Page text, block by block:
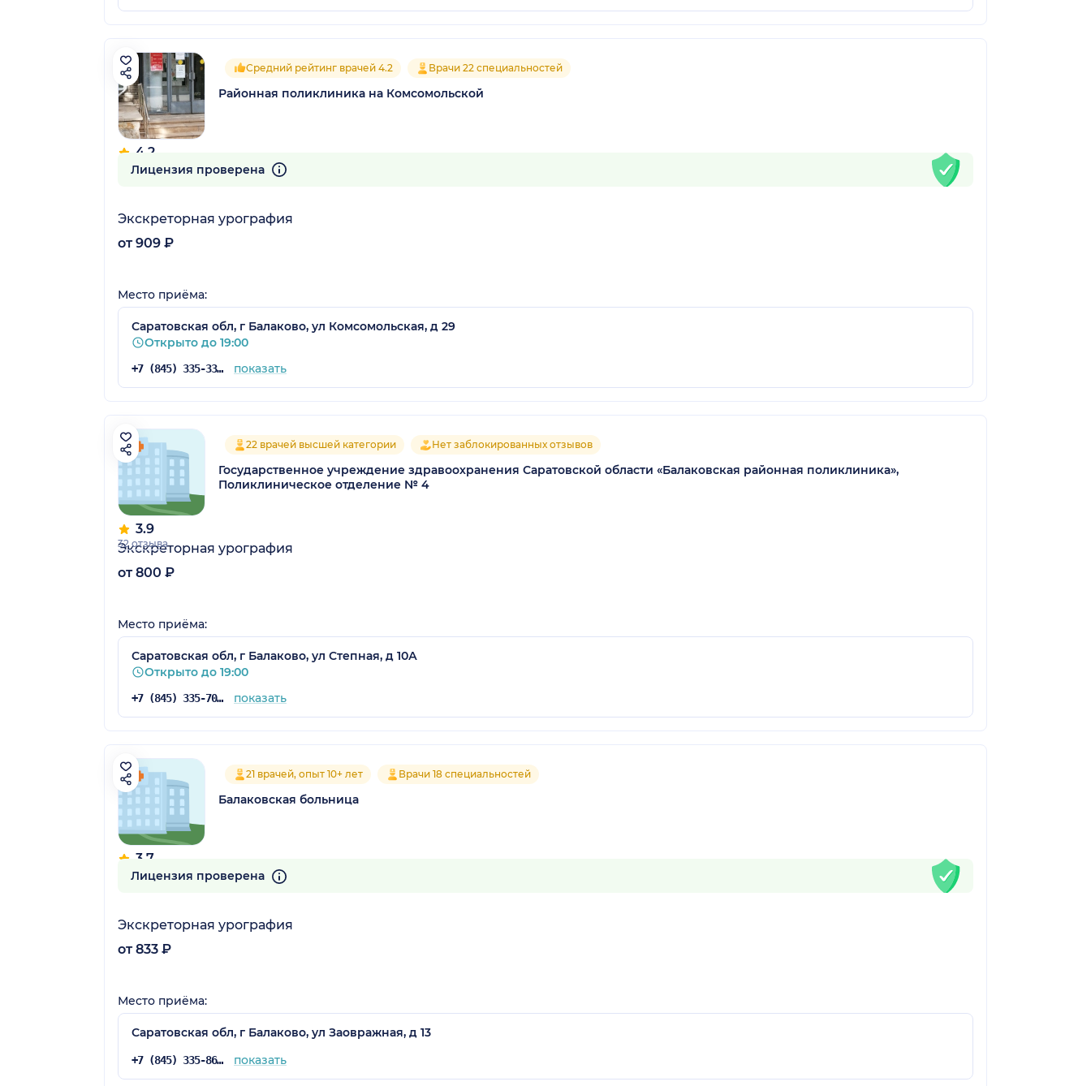
4.2
28 отзывов
Средний рейтинг врачей 4.2 Врачи 22 специальностей
Районная поликлиника на Комсомольской
Лицензия проверена
Экскреторная урография
от 909 ₽
Место приёма:
Саратовская обл, г Балаково, ул Комсомольская, д 29
Открыто до 19:00
+7 (845) 335-33-10 показать
3.9
32 отзыва
22 врачей высшей категории Нет заблокированных отзывов
Государственное учреждение здравоохранения Саратовской области «Балаковская районная поликлиника»,
Поликлиническое отделение № 4
Экскреторная урография
от 800 ₽
Место приёма:
Саратовская обл, г Балаково, ул Степная, д 10А
Открыто до 19:00
+7 (845) 335-70-20 показать
3.7
11 отзывов
21 врачей, опыт 10+ лет Врачи 18 специальностей
Балаковская больница
Лицензия проверена
Экскреторная урография
от 833 ₽
Место приёма:
Саратовская обл, г Балаково, ул Заовражная, д 13
+7 (845) 335-86-63 показать